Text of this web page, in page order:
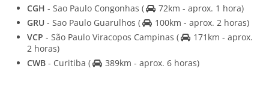
CGH - Sao Paulo Congonhas (
72km - aprox. 1 hora)
GRU - Sao Paulo Guarulhos (
100km - aprox. 2 horas)
VCP - São Paulo Viracopos Campinas (
171km - aprox.
2 horas)
CWB - Curitiba ( 389km - aprox. 6 horas)